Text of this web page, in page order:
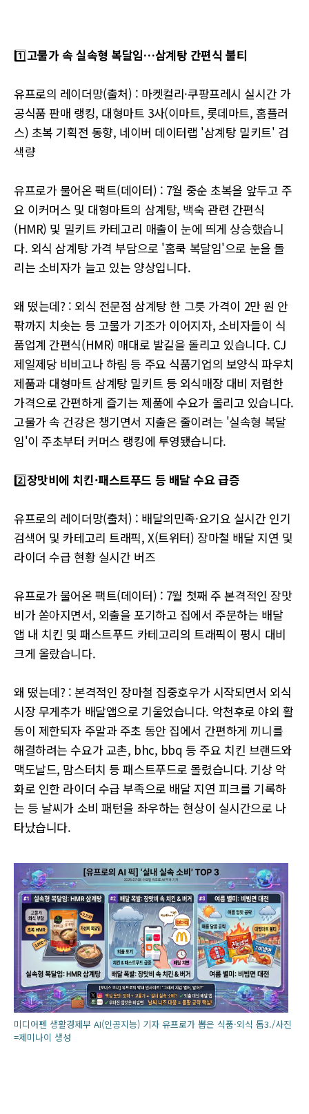
1️⃣고물가 속 실속형 복달임…삼계탕 간편식 불티
유프로의 레이더망(출처) : 마켓컬리·쿠팡프레시 실시간 가
공식품 판매 랭킹, 대형마트 3사(이마트, 롯데마트, 홈플러
스) 초복 기획전 동향, 네이버 데이터랩 '삼계탕 밀키트' 검
색량
유프로가 물어온 팩트(데이터) : 7월 중순 초복을 앞두고 주
요 이커머스 및 대형마트의 삼계탕, 백숙 관련 간편식
(HMR) 및 밀키트 카테고리 매출이 눈에 띄게 상승했습니
다. 외식 삼계탕 가격 부담으로 '홈쿡 복달임'으로 눈을 돌
리는 소비자가 늘고 있는 양상입니다.
왜 떴는데? : 외식 전문점 삼계탕 한 그릇 가격이 2만 원 안
팎까지 치솟는 등 고물가 기조가 이어지자, 소비자들이 식
품업계 간편식(HMR) 매대로 발길을 돌리고 있습니다. CJ
제일제당 비비고나 하림 등 주요 식품기업의 보양식 파우치
제품과 대형마트 삼계탕 밀키트 등 외식매장 대비 저렴한
가격으로 간편하게 즐기는 제품에 수요가 몰리고 있습니다.
고물가 속 건강은 챙기면서 지출은 줄이려는 '실속형 복달
임'이 주초부터 커머스 랭킹에 투영됐습니다.
2️⃣장맛비에 치킨·패스트푸드 등 배달 수요 급증
유프로의 레이더망(출처) : 배달의민족·요기요 실시간 인기
검색어 및 카테고리 트래픽, X(트위터) 장마철 배달 지연 및
라이더 수급 현황 실시간 버즈
유프로가 물어온 팩트(데이터) : 7월 첫째 주 본격적인 장맛
비가 쏟아지면서, 외출을 포기하고 집에서 주문하는 배달
앱 내 치킨 및 패스트푸드 카테고리의 트래픽이 평시 대비
크게 올랐습니다.
왜 떴는데? : 본격적인 장마철 집중호우가 시작되면서 외식
시장 무게추가 배달앱으로 기울었습니다. 악천후로 야외 활
동이 제한되자 주말과 주초 동안 집에서 간편하게 끼니를
해결하려는 수요가 교촌, bhc, bbq 등 주요 치킨 브랜드와
맥도날드, 맘스터치 등 패스트푸드로 몰렸습니다. 기상 악
화로 인한 라이더 수급 부족으로 배달 지연 피크를 기록하
는 등 날씨가 소비 패턴을 좌우하는 현상이 실시간으로 나
타났습니다.
미디어펜 생활경제부 AI(인공지능) 기자 유프로가 뽑은 식품·외식 톱3./사진
=제미나이 생성